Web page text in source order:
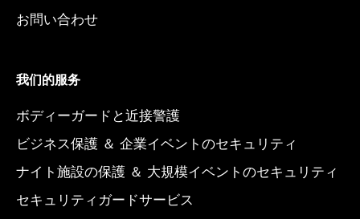
お問い合わせ
我们的服务
ボディーガードと近接警護
ビジネス保護 ＆ 企業イベントのセキュリティ
ナイト施設の保護 ＆ 大規模イベントのセキュリティ
セキュリティガードサービス